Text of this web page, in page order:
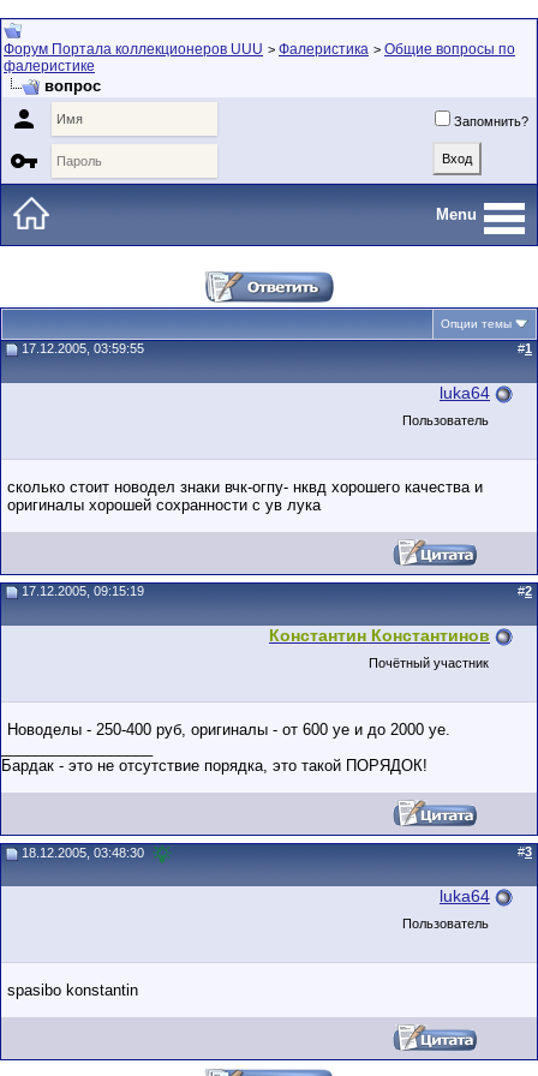
Форум Портала коллекционеров UUU > Фалеристика > Общие вопросы по
фалеристике
вопрос
 Запомнить?

Menu
Опции темы
17.12.2005, 03:59:55 #1
luka64
Пользователь
сколько стоит новодел знаки вчк-огпу- нквд хорошего качества и
оригиналы хорошей сохранности с ув лука
17.12.2005, 09:15:19 #2
Константин Константинов
Почётный участник
Новоделы - 250-400 руб, оригиналы - от 600 уе и до 2000 уе.
Бардак - это не отсутствие порядка, это такой ПОРЯДОК!
18.12.2005, 03:48:30 #3
luka64
Пользователь
spasibo konstantin